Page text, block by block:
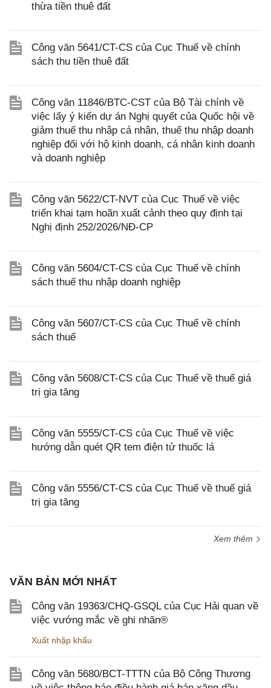
thừa tiền thuê đất
Công văn 5641/CT-CS của Cục Thuế về chính
sách thu tiền thuê đất
Công văn 11846/BTC-CST của Bộ Tài chính về
việc lấy ý kiến dự án Nghị quyết của Quốc hội về
giảm thuế thu nhập cá nhân, thuế thu nhập doanh
nghiệp đối với hộ kinh doanh, cá nhân kinh doanh
và doanh nghiệp
Công văn 5622/CT-NVT của Cục Thuế về việc
triển khai tạm hoãn xuất cảnh theo quy định tại
Nghị định 252/2026/NĐ-CP
Công văn 5604/CT-CS của Cục Thuế về chính
sách thuế thu nhập doanh nghiệp
Công văn 5607/CT-CS của Cục Thuế về chính
sách thuế
Công văn 5608/CT-CS của Cục Thuế về thuế giá
trị gia tăng
Công văn 5555/CT-CS của Cục Thuế về việc
hướng dẫn quét QR tem điện tử thuốc lá
Công văn 5556/CT-CS của Cục Thuế về thuế giá
trị gia tăng
Xem thêm
VĂN BẢN MỚI NHẤT
Công văn 19363/CHQ-GSQL của Cục Hải quan về
việc vướng mắc về ghi nhãn®
Xuất nhập khẩu
Công văn 5680/BCT-TTTN của Bộ Công Thương